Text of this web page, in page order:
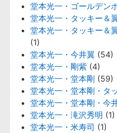
堂本光一・ゴールデン
堂本光一・タッキー＆
堂本光一・タッキー＆
(1)
堂本光一・今井翼 (54)
堂本光一・剛紫 (4)
堂本光一・堂本剛 (59)
堂本光一・堂本剛・タ
堂本光一・堂本剛・今
堂本光一・滝沢秀明 (1)
堂本光一・米寿司 (1)